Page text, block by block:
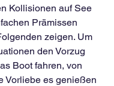
Kollisionen auf See
Prämissen
zeigen. Um
den Vorzug
Boot fahren, von
Vorliebe es genießen